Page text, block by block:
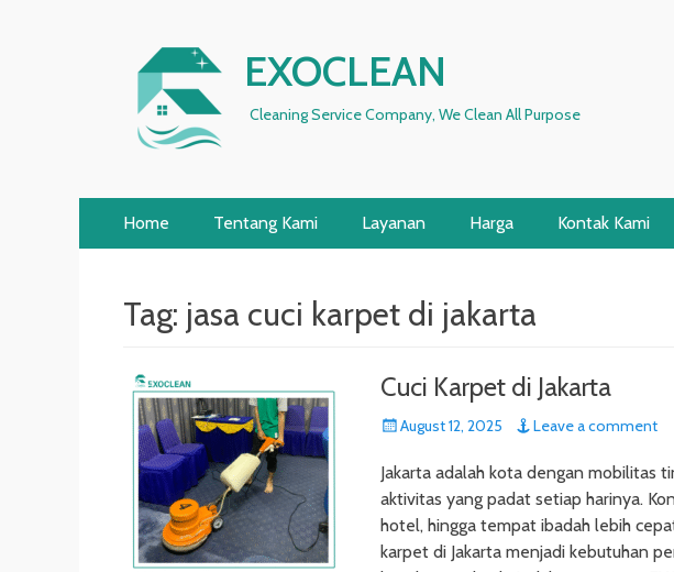
EXOCLEAN
Cleaning Service Company, We Clean All Purpose
Primary
Menu
Home Tentang Kami Layanan Harga Kontak Kami
Tag: jasa cuci karpet di jakarta
Cuci Karpet di Jakarta
Posted
August 12, 2025 Leave a comment
Jakarta adalah kota dengan mobilitas
aktivitas yang padat setiap harinya.
hotel, hingga tempat ibadah lebih
karpet di Jakarta menjadi kebutuhan